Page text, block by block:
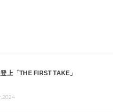
上「THE FIRST TAKE」